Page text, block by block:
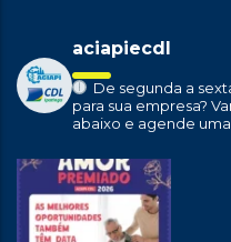
aciapiecdl
De segunda a
para sua empresa?
abaixo e agende